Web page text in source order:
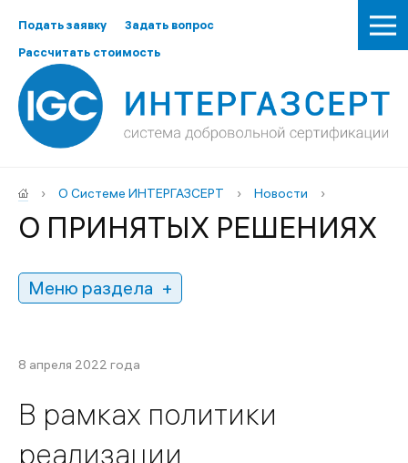
Подать заявку
Задать вопрос
Рассчитать стоимость
› О Системе ИНТЕРГАЗСЕРТ › Новости ›
О ПРИНЯТЫХ РЕШЕНИЯХ
Меню раздела
8 апреля 2022 года
В рамках политики
реализации